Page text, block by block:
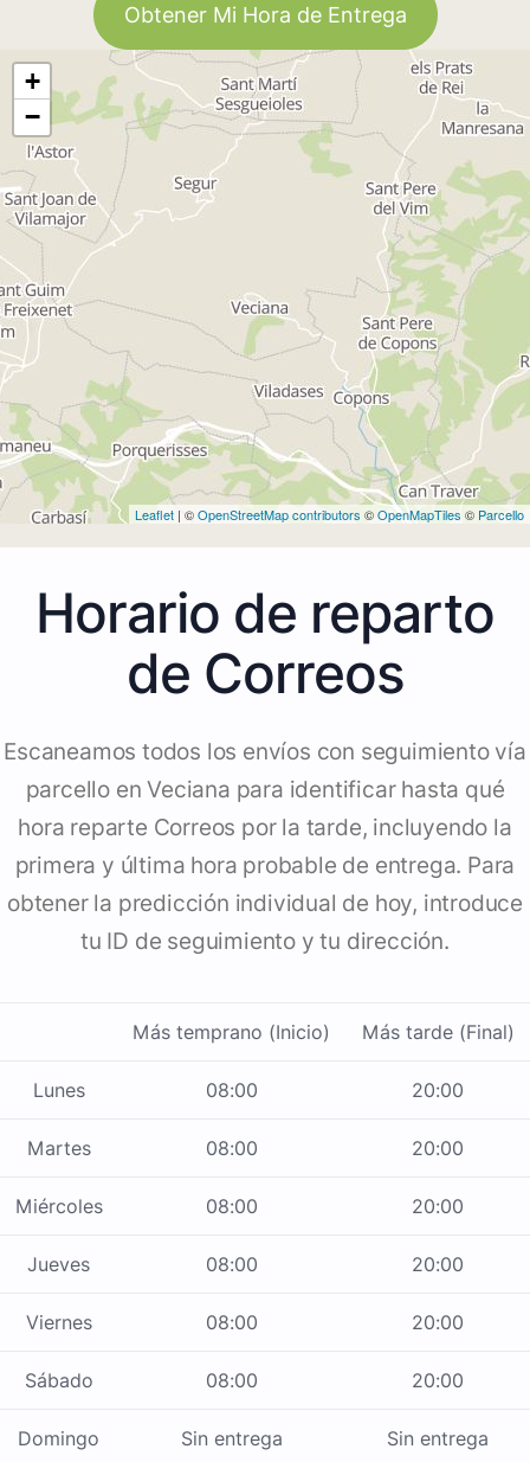
Obtener Mi Hora de Entrega
+
−
Leaflet | ©OpenStreetMap contributors ©OpenMapTiles © Parcello
Horario de reparto
de Correos
Escaneamos todos los envíos con seguimiento vía
parcello en Veciana para identificar hasta qué
hora reparte Correos por la tarde, incluyendo la
primera y última hora probable de entrega. Para
obtener la predicción individual de hoy, introduce
tu ID de seguimiento y tu dirección.
Más temprano (Inicio) Más tarde (Final)
Lunes 08:00 20:00
Martes 08:00 20:00
Miércoles 08:00 20:00
Jueves 08:00 20:00
Viernes 08:00 20:00
Sábado 08:00 20:00
Domingo Sin entrega Sin entrega